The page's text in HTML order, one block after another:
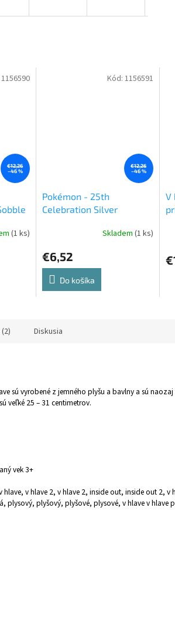
€12,26
–46 %
(1 ks)
1156590
€12,26
–46 %
Pokémon - 25th
Celebration Silver
Skladem (1 ks)
€6,52
Do košíka
Kód: 1156591
V
Diskusia
sú vyrobené z jemného plyšu a bavlny a sú
veľké 25 – 31 centimetrov.
vek 3+
hlave, v hlave 2, v hlave 2, inside out, inside out 2, v
plysový, plyšový, plyšové, plysové, v hlave v hlave